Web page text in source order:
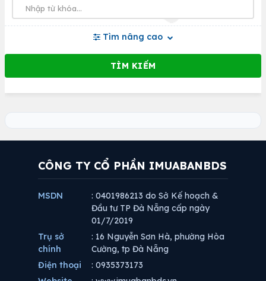
Tìm nâng cao
CÔNG TY CỔ PHẦN IMUABANBDS
MSDN
: 0401986213 do Sở Kế hoạch &
Đầu tư TP Đà Nẵng cấp ngày
01/7/2019
Trụ sở
chính
: 16 Nguyễn Sơn Hà, phường Hòa
Cường, tp Đà Nẵng
Điện thoại
: 0935373173